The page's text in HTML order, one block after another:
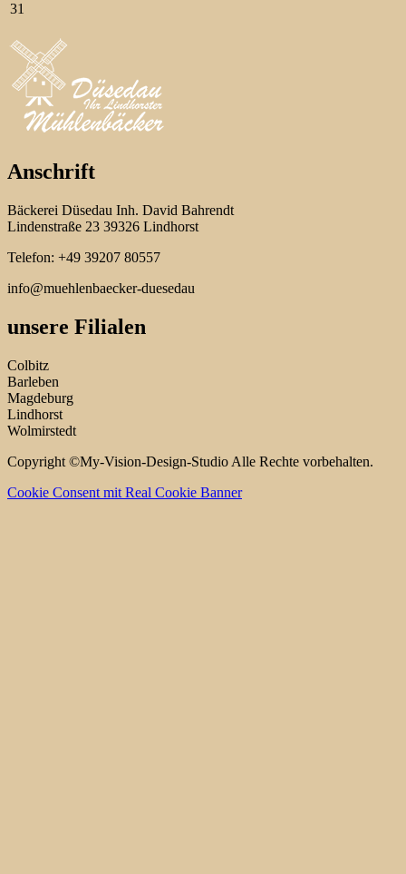
31
Anschrift
Bäckerei Düsedau Inh. David Bahrendt
Lindenstraße 23 39326 Lindhorst
Telefon: +49 39207 80557
info@muehlenbaecker-duesedau
unsere Filialen
Colbitz
Barleben
Magdeburg
Lindhorst
Wolmirstedt
Copyright ©My-Vision-Design-Studio Alle Rechte vorbehalten.
Cookie Consent mit Real Cookie Banner